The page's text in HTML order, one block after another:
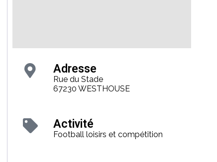
Adresse
Rue du Stade
67230 WESTHOUSE
Activité
Football loisirs et compétition